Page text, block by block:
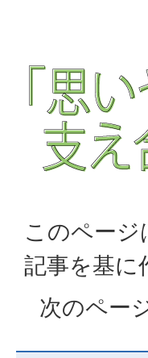
このページ
記事を基に
次のペー